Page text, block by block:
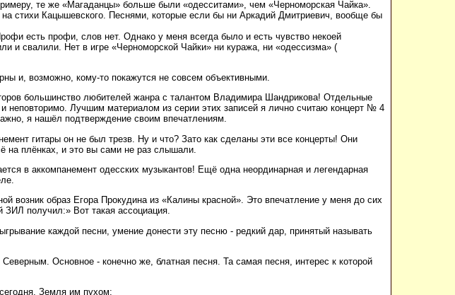
те же «Магаданцы» больше были «одесситами», чем «Черноморская Чайка».
стихи Кацышевского. Песнями, которые если бы ни Аркадий Дмитриевич, вообще бы
есть профи, слов нет. Однако у меня всегда было и есть чувство некоей
и свалили. Нет в игре «Черноморской Чайки» ни куража, ни «одессизма» (
и, возможно, кому-то покажутся не совсем объективными.
большинство любителей жанра с талантом Владимира Шандрикова! Отдельные
неповторимо. Лучшим материалом из серии этих записей я лично считаю концерт № 4
я нашёл подтверждение своим впечатлениям.
гитары он не был трезв. Ну и что? Зато как сделаны эти все концерты! Они
плёнках, и это вы сами не раз слышали.
в аккомпанемент одесских музыкантов! Ещё одна неординарная и легендарная
возник образ Егора Прокудина из «Калины красной». Это впечатление у меня до сих
получил:» Вот такая ассоциация.
каждой песни, умение донести эту песню - редкий дар, принятый называть
Основное - конечно же, блатная песня. Та самая песня, интерес к которой
Земля им пухом: